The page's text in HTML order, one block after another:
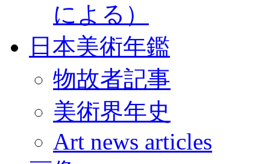
による）
日本美術年鑑
物故者記事
美術界年史
Art news articles